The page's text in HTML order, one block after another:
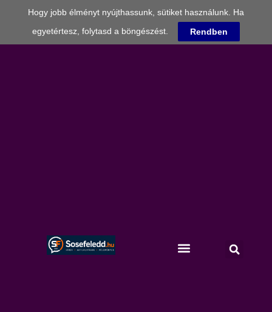
Hogy jobb élményt nyújthassunk, sütiket használunk. Ha
egyetértesz, folytasd a böngészést.
Rendben